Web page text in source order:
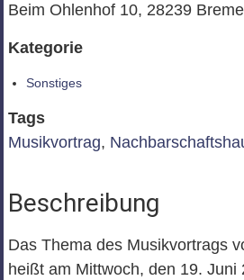
Beim Ohlenhof 10, 28239
Kategorie
Sonstiges
Tags
Musikvortrag,
Beschreibung
Das Thema des Musikvortrags
heißt am Mittwoch, den 19. Juni